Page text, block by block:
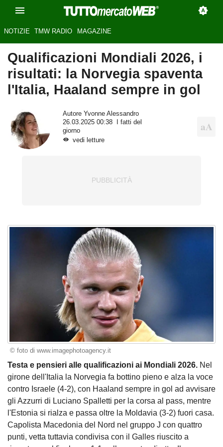
NOTIZIE TMW RADIO MAGAZINE
Qualificazioni Mondiali 2026, i
risultati: la Norvegia spaventa
l'Italia, Haaland sempre in gol
Autore Yvonne Alessandro
26.03.2025 00:38
I fatti del
giorno
vedi letture
© foto di www.imagephotoagency.it
Testa e pensieri alle qualificazioni ai Mondiali 2026. Nel
girone dell'Italia la Norvegia fa bottino pieno e alza la voce
contro Israele (4-2), con Haaland sempre in gol ad avvisare
gli Azzurri di Luciano Spalletti per la corsa al pass, mentre
l'Estonia si rialza e passa oltre la Moldavia (3-2) fuori casa.
Capolista Macedonia del Nord nel gruppo J con quattro
punti, vetta tuttavia condivisa con il Galles riuscito a